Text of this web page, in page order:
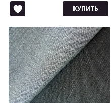
КУПИТЬ